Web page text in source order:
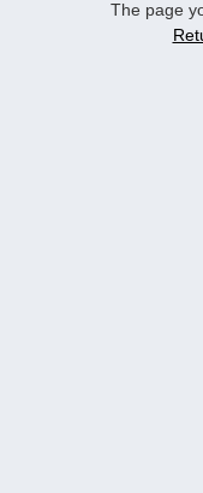
The page